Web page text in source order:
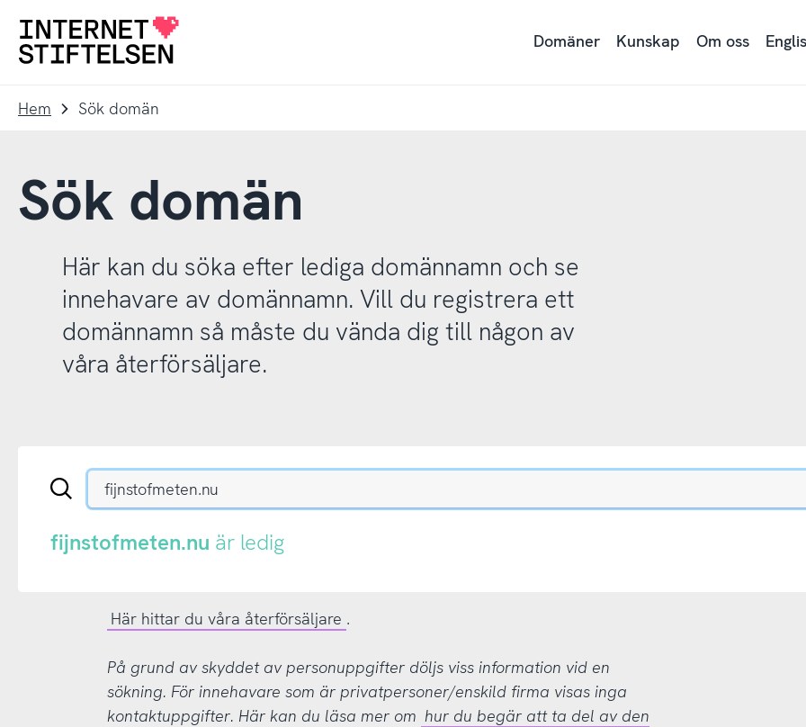
navigering
innehåll
Till
Domäner Kunskap Om oss
Hem Sök domän
Sök domän
Här kan du söka efter lediga domännamn och se
innehavare av domännamn. Vill du registrera ett
domännamn så måste du vända dig till någon av
våra återförsäljare.
Sök
.se-
eller
.nu-
fijnstofmeten.nu är ledig
Här hittar du våra återförsäljare .
På grund av skyddet av personuppgifter döljs viss information vid en
sökning. För innehavare som är privatpersoner/enskild firma visas inga
kontaktuppgifter. Här kan du läsa mer om hur du begär att ta del av den